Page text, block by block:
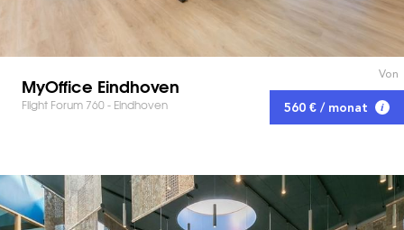
MyOffice Eindhoven
Flight Forum 760 - Eindhoven
Von
560 € / monat